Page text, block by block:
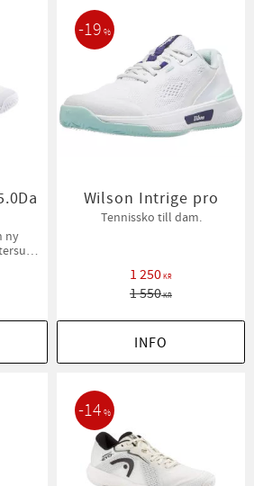
ny
EVO
Wilson Intrige pro
Tennissko till dam.
1 250KR
1 550KR
19 %
INFO
14 %